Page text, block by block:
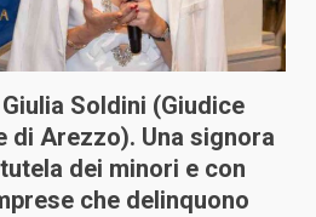
Soldini (Giudice
di Arezzo). Una signora
dei minori e con
che delinquono